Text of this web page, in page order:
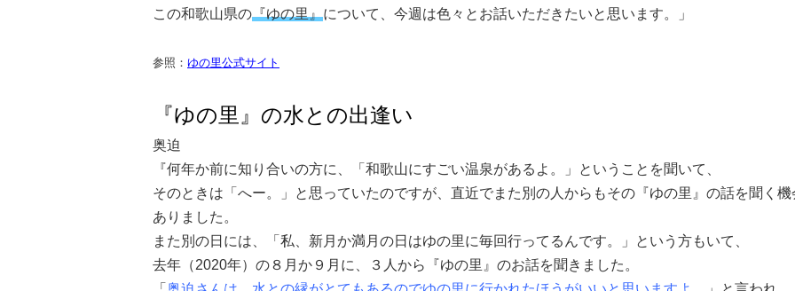
この和歌山県の『ゆの里』について、今週は色々とお話いただきたいと思います。」
参照： ゆの里公式サイト
『ゆの里』の水との出逢い
奥迫
『何年か前に知り合いの方に、「和歌山にすごい温泉があるよ。
」ということを聞いて、
そのときは「 へー。 」と思っていたのですが、直近でまた別の人からもその 『ゆの里』 の話を聞く機
ありました。
また別の日には、「 私、新月か満月の日はゆの里に毎回行ってるんです。
」という方もいて、
去年（2020年）の８月か９月に、３人から『ゆの里』のお話を聞きました。